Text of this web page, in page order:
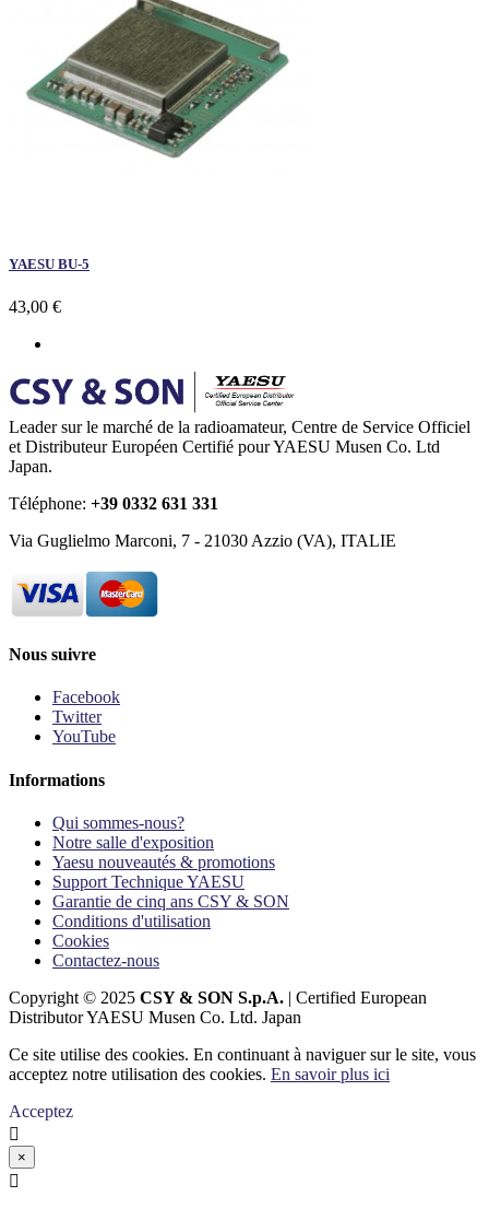
YAESU BU-5
43,00 €
Leader sur le marché de la radioamateur, Centre de Service Officiel
et Distributeur Européen Certifié pour YAESU Musen Co. Ltd
Japan.
Téléphone: +39 0332 631 331
Via Guglielmo Marconi, 7 - 21030 Azzio (VA), ITALIE
Nous suivre
Facebook
Twitter
YouTube
Informations
Qui sommes-nous?
Notre salle d'exposition
Yaesu nouveautés & promotions
Support Technique YAESU
Garantie de cinq ans CSY & SON
Conditions d'utilisation
Cookies
Contactez-nous
Copyright © 2025 CSY & SON S.p.A. | Certified European
Distributor YAESU Musen Co. Ltd. Japan
Ce site utilise des cookies. En continuant à naviguer sur le site, vous
acceptez notre utilisation des cookies. En savoir plus ici
Acceptez

×
